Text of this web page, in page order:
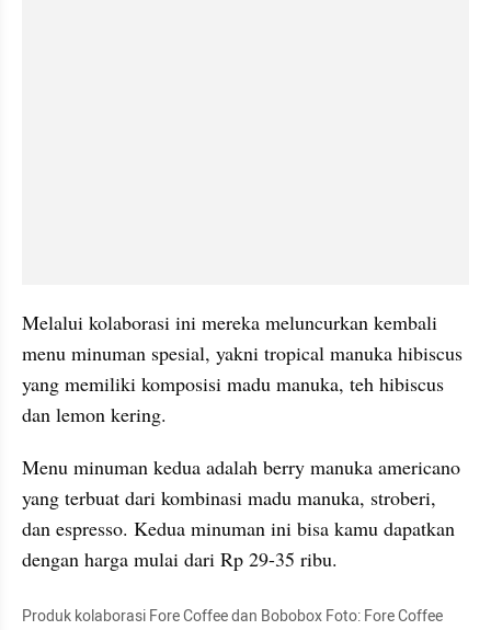
Melalui kolaborasi ini mereka meluncurkan kembali
menu minuman spesial, yakni tropical manuka hibiscus
yang memiliki komposisi madu manuka, teh hibiscus
dan lemon kering.
Menu minuman kedua adalah berry manuka americano
yang terbuat dari kombinasi madu manuka, stroberi,
dan espresso. Kedua minuman ini bisa kamu dapatkan
dengan harga mulai dari Rp 29-35 ribu.
Produk kolaborasi Fore Coffee dan Bobobox Foto: Fore Coffee